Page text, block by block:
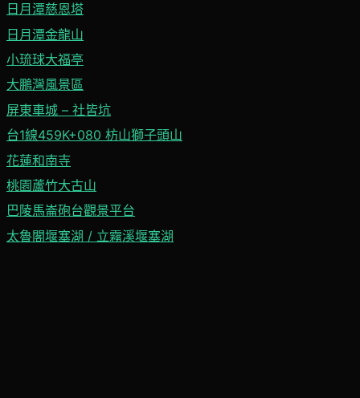
日月潭慈恩塔
日月潭金龍山
小琉球大福亭
大鵬灣風景區
屏東車城 – 社皆坑
台1線459K+080 枋山獅子頭山
花蓮和南寺
桃園蘆竹大古山
巴陵馬崙砲台觀景平台
太魯閣堰塞湖 / 立霧溪堰塞湖